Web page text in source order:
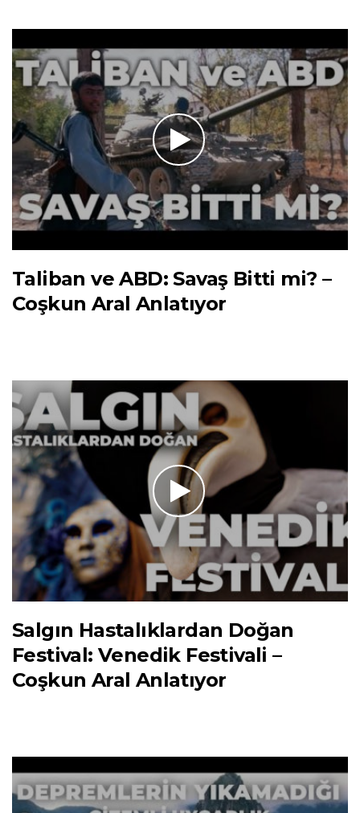
Taliban ve ABD: Savaş Bitti mi? –
Coşkun Aral Anlatıyor
Salgın Hastalıklardan Doğan
Festival: Venedik Festivali –
Coşkun Aral Anlatıyor